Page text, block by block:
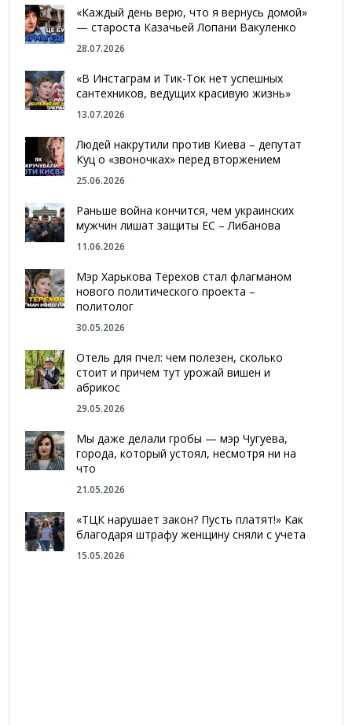
«Каждый день верю, что я вернусь домой»
— староста Казачьей Лопани Вакуленко
28.07.2026
«В Инстаграм и Тик-Ток нет успешных
сантехников, ведущих красивую жизнь»
13.07.2026
Людей накрутили против Киева – депутат
Куц о «звоночках» перед вторжением
25.06.2026
Раньше война кончится, чем украинских
мужчин лишат защиты ЕС – Либанова
11.06.2026
Мэр Харькова Терехов стал флагманом
нового политического проекта –
политолог
30.05.2026
Отель для пчел: чем полезен, сколько
стоит и причем тут урожай вишен и
абрикос
29.05.2026
Мы даже делали гробы — мэр Чугуева,
города, который устоял, несмотря ни на
что
21.05.2026
«ТЦК нарушает закон? Пусть платят!» Как
благодаря штрафу женщину сняли с учета
15.05.2026